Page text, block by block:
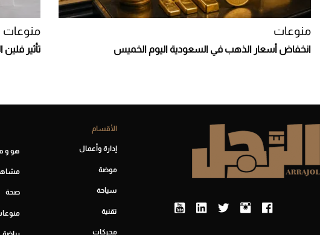
منوعات
انخفاض أسعار الذهب في السعودية اليوم الخميس
منوعات
تأثير
الأقسام
إدارة وأعمال
موضة
سياحة
تقنية
محركات
هو و
صحة